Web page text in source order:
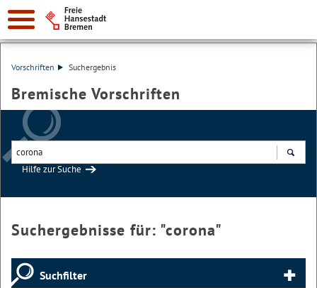
Vorschriften Suchergebnis
Bremische Vorschriften
Hilfe zur Suche
Suchergebnisse für: "corona"
Suchfilter